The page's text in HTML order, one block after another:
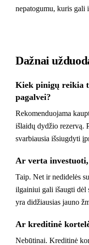
nepatogumu, kuris gali
Dažnai
Kiek pinigų reikia
pagalvei?
Rekomenduojama
išlaidų dydžio rezervą.
svarbiausia išsiugdyti
Ar verta
Taip. Net ir nedidelės
ilgainiui gali išaugti dėl
yra didžiausias jauno
Ar kreditinė
Nebūtinai. Kreditinė